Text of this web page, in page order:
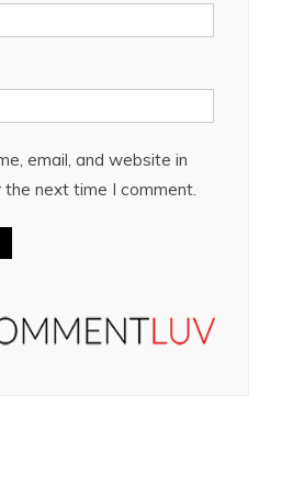
email, and website in
next time I comment.